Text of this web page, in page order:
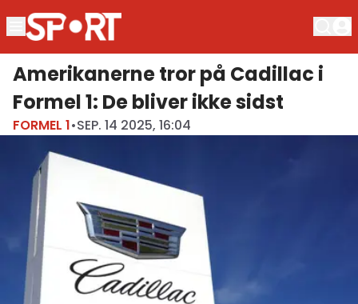
Amerikanerne tror på Cadillac i
Formel 1: De bliver ikke sidst
FORMEL 1•SEP. 14 2025, 16:04